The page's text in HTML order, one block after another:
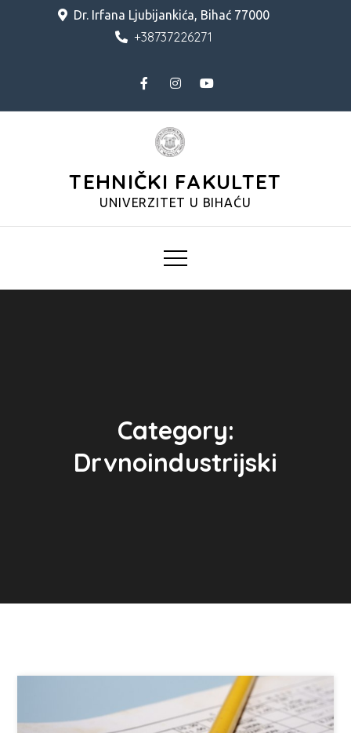
Dr. Irfana Ljubijankića, Bihać 77000
+38737226271
TEHNIČKI FAKULTET
UNIVERZITET U BIHAĆU
Category:
Drvnoindustrijski